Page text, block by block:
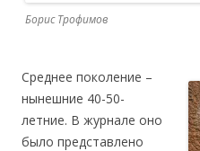
Борис Трофимов
Среднее поколение –
нынешние 40-50-
летние. В журнале оно
было представлено